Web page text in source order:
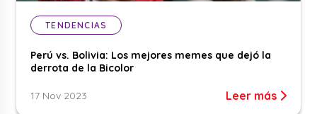
TENDENCIAS
Perú vs. Bolivia: Los mejores memes que dejó la
derrota de la Bicolor
17 Nov 2023 Leer más